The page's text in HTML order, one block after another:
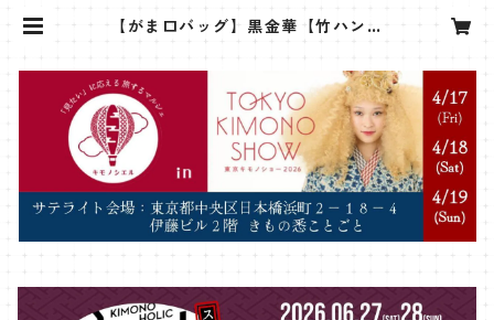
【がま口バッグ】黒金華【竹ハンド